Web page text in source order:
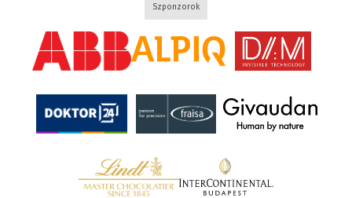
Szponzorok